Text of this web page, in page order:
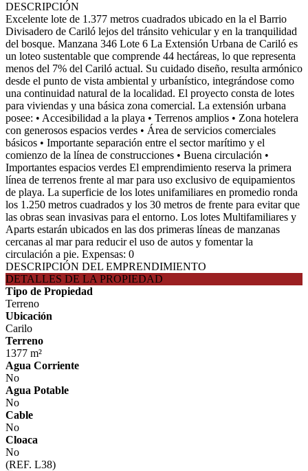
DESCRIPCIÓN
Excelente lote de 1.377 metros cuadrados ubicado en la el Barrio
Divisadero de Cariló lejos del tránsito vehicular y en la tranquilidad
del bosque. Manzana 346 Lote 6 La Extensión Urbana de Cariló es
un loteo sustentable que comprende 44 hectáreas, lo que representa
menos del 7% del Cariló actual. Su cuidado diseño, resulta armónico
desde el punto de vista ambiental y urbanístico, integrándose como
una continuidad natural de la localidad. El proyecto consta de lotes
para viviendas y una básica zona comercial. La extensión urbana
posee: • Accesibilidad a la playa • Terrenos amplios • Zona hotelera
con generosos espacios verdes • Área de servicios comerciales
básicos • Importante separación entre el sector marítimo y el
comienzo de la línea de construcciones • Buena circulación •
Importantes espacios verdes El emprendimiento reserva la primera
línea de terrenos frente al mar para uso exclusivo de equipamientos
de playa. La superficie de los lotes unifamiliares en promedio ronda
los 1.250 metros cuadrados y los 30 metros de frente para evitar que
las obras sean invasivas para el entorno. Los lotes Multifamiliares y
Aparts estarán ubicados en las dos primeras líneas de manzanas
cercanas al mar para reducir el uso de autos y fomentar la
circulación a pie. Expensas: 0
DESCRIPCIÓN DEL EMPRENDIMIENTO
DETALLES DE LA PROPIEDAD
Tipo de Propiedad
Terreno
Ubicación
Carilo
Terreno
1377 m²
Agua Corriente
No
Agua Potable
No
Cable
No
Cloaca
No
(REF. L38)